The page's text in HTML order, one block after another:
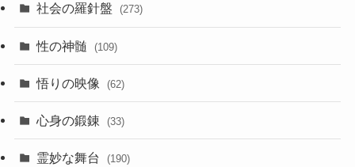
社会の羅針盤 (273)
性の神髄 (109)
悟りの映像 (62)
心身の鍛錬 (33)
霊妙な舞台 (190)